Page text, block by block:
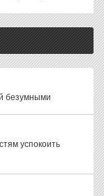
безумными
успокоить